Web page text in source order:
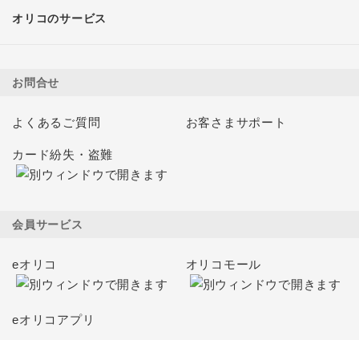
オリコのサービス
お問合せ
よくあるご質問 お客さまサポート
カード紛失・盗難
会員サービス
eオリコ オリコモール
eオリコアプリ